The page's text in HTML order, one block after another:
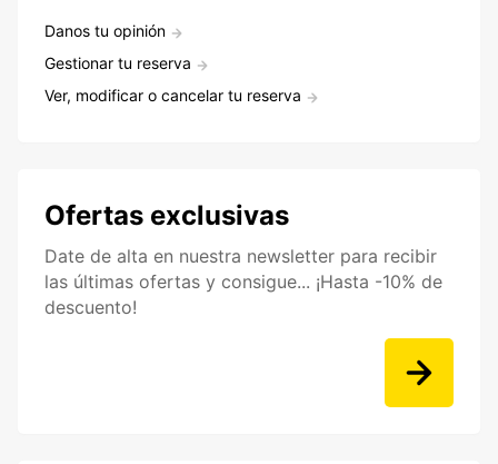
Danos tu opinión
Gestionar tu reserva
Ver, modificar o cancelar tu reserva
Ofertas exclusivas
Date de alta en nuestra newsletter para recibir
las últimas ofertas y consigue... ¡Hasta -10% de
descuento!